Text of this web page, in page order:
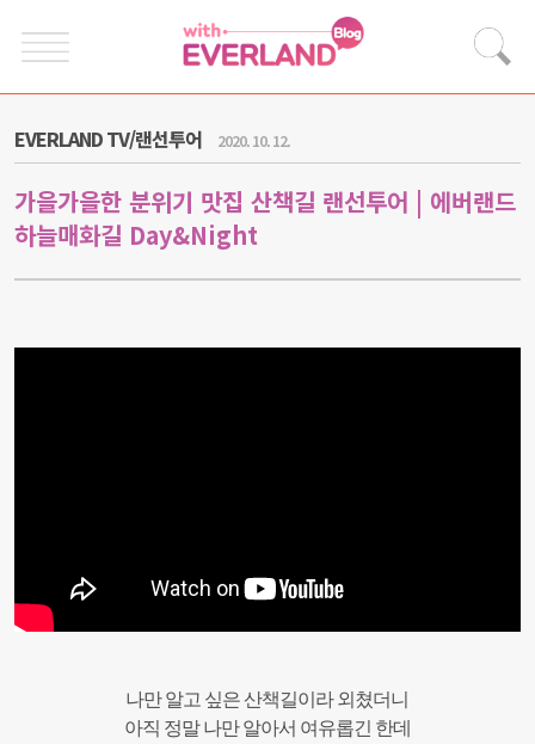
EVERLAND TV/랜선투어 2020. 10. 12.
가을가을한 분위기 맛집 산책길 랜선투어 | 에버랜드
하늘매화길 Day&Night
나만 알고 싶은 산책길이라 외쳤더니
아직 정말 나만 알아서 여유롭긴 한데